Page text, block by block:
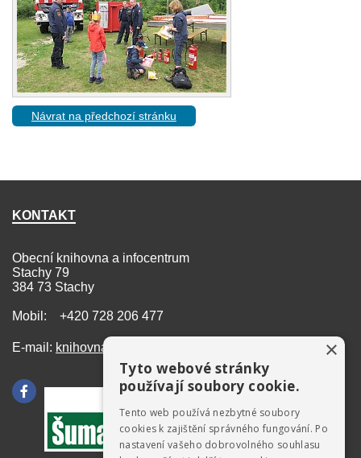
Návrat na předchozí stránku
KONTAKT
Obecní knihovna a infocentrum
Stachy 79
384 73 Stachy
Mobil: +420 728 206 477
E-mail: knihovna@stachy.net ×
Tyto webové stránky
používají soubory cookie.
Tento web používá nezbytné soubory
cookies k zajištění správného fungování. Po
nastavení vašeho dobrovolného souhlasu